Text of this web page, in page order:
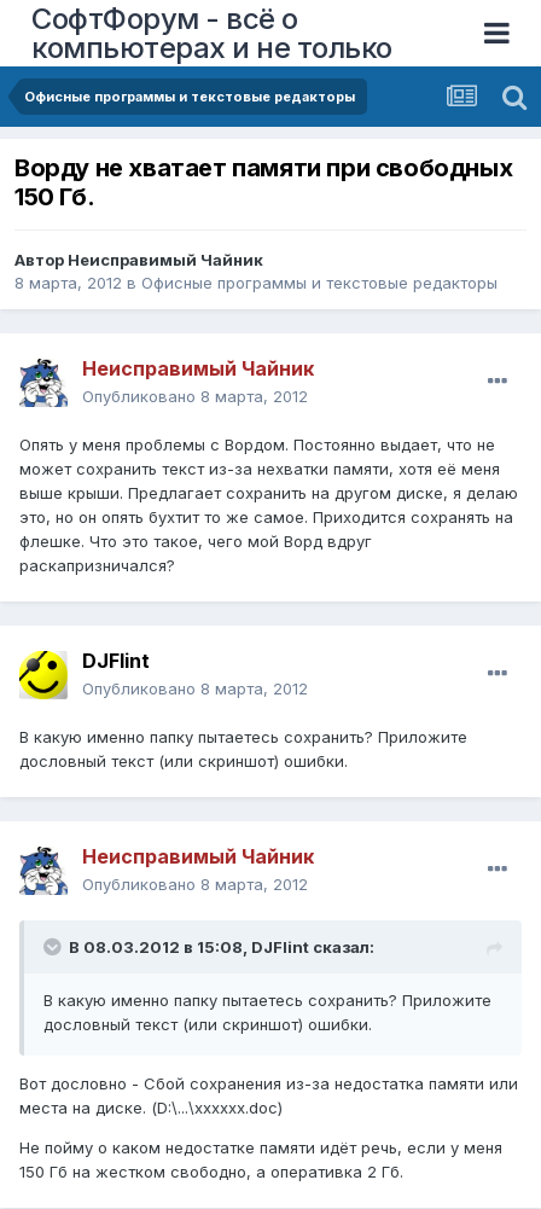
СофтФорум - всё о
компьютерах и не только
Офисные программы и текстовые редакторы
Ворду не хватает памяти при свободных
150 Гб.
Автор Неисправимый Чайник
8 марта, 2012 в Офисные программы и текстовые редакторы
Неисправимый Чайник
Опубликовано 8 марта, 2012
Опять у меня проблемы с Вордом. Постоянно выдает, что не
может сохранить текст из-за нехватки памяти, хотя её меня
выше крыши. Предлагает сохранить на другом диске, я делаю
это, но он опять бухтит то же самое. Приходится сохранять на
флешке. Что это такое, чего мой Ворд вдруг
раскапризничался?
DJFlint
Опубликовано 8 марта, 2012
В какую именно папку пытаетесь сохранить? Приложите
дословный текст (или скриншот) ошибки.
Неисправимый Чайник
Опубликовано 8 марта, 2012
В 08.03.2012 в 15:08, DJFlint сказал:
В какую именно папку пытаетесь сохранить? Приложите
дословный текст (или скриншот) ошибки.
Вот дословно - Сбой сохранения из-за недостатка памяти или
места на диске. (D:\...\xxxxxx.doc)
Не пойму о каком недостатке памяти идёт речь, если у меня
150 Гб на жестком свободно, а оперативка 2 Гб.